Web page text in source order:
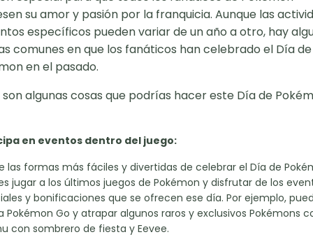
su amor y pasión por la franquicia. Aunque las
específicos pueden variar de un año a otro, hay
comunes en que los fanáticos han celebrado el Día de
en el pasado.
son algunas cosas que podrías hacer este Día de
en eventos dentro del juego:
las formas más fáciles y divertidas de celebrar el Día de
jugar a los últimos juegos de Pokémon y disfrutar de los
y bonificaciones que se ofrecen ese día. Por ejemplo,
Pokémon Go y atrapar algunos raros y exclusivos Pokémons
con sombrero de fiesta y Eevee.